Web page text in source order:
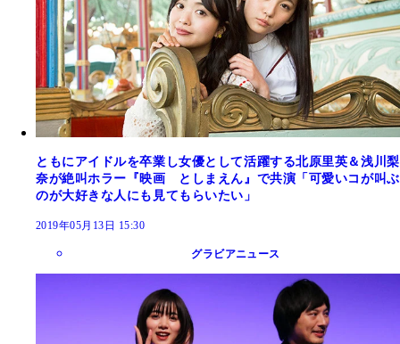
ともにアイドルを卒業し女優として活躍する北原里英＆浅川梨
奈が絶叫ホラー『映画 としまえん』で共演「可愛いコが叫ぶ
のが大好きな人にも見てもらいたい」
2019年05月13日 15:30
グラビアニュース